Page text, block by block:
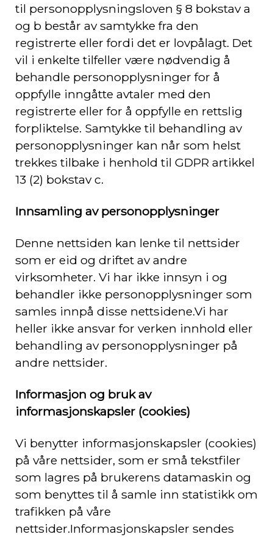
til personopplysningsloven § 8 bokstav a
og b består av samtykke fra den
registrerte eller fordi det er lovpålagt. Det
vil i enkelte tilfeller være nødvendig å
behandle personopplysninger for å
oppfylle inngåtte avtaler med den
registrerte eller for å oppfylle en rettslig
forpliktelse. Samtykke til behandling av
personopplysninger kan når som helst
trekkes tilbake i henhold til GDPR artikkel
13 (2) bokstav c.
Innsamling av personopplysninger
Denne nettsiden kan lenke til nettsider
som er eid og driftet av andre
virksomheter. Vi har ikke innsyn i og
behandler ikke personopplysninger som
samles innpå disse nettsidene.Vi har
heller ikke ansvar for verken innhold eller
behandling av personopplysninger på
andre nettsider.
Informasjon og bruk av
informasjonskapsler (cookies)
Vi benytter informasjonskapsler (cookies)
på våre nettsider, som er små tekstfiler
som lagres på brukerens datamaskin og
som benyttes til å samle inn statistikk om
trafikken på våre
nettsider.Informasjonskapsler sendes